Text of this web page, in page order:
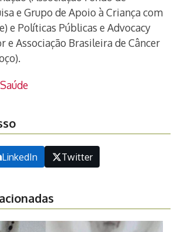
e Grupo de Apoio à Criança com
e Políticas Públicas e Advocacy
e Associação Brasileira de Câncer
LinkedIn Twitter